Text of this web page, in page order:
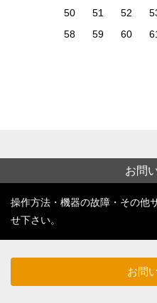
お問
操作方法・機器の故障・その他
せ下さい。
お問